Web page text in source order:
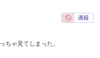
ちゃ見てしまった。